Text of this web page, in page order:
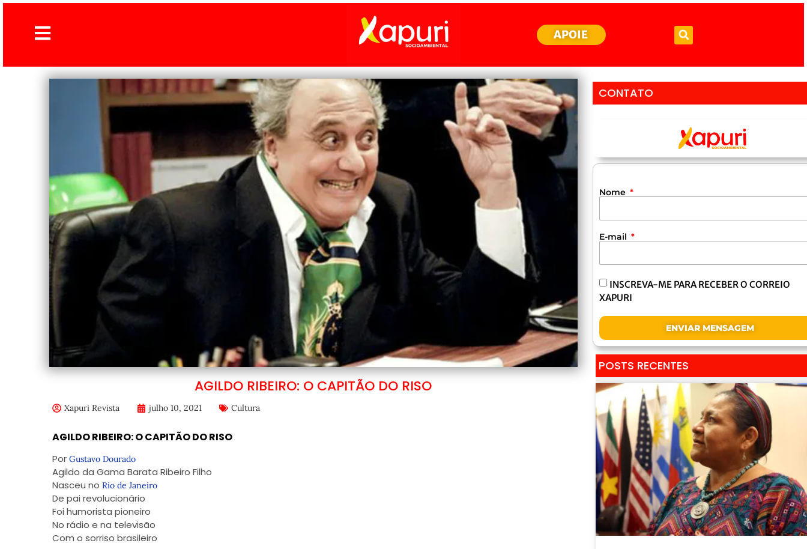
APOIE
AGILDO RIBEIRO: O CAPITÃO DO RISO
Xapuri Revista julho 10, 2021 Cultura
AGILDO RIBEIRO: O CAPITÃO DO RISO
Por Gustavo Dourado
Agildo da Gama Barata Ribeiro Filho
Nasceu no Rio de Janeiro
De pai revolucionário
Foi humorista pioneiro
No rádio e na televisão
Com o sorriso brasileiro
CONTATO
Nome
E-mail
INSCREVA-ME PARA RECEBER O CORREIO
XAPURI
ENVIAR MENSAGEM
POSTS RECENTES